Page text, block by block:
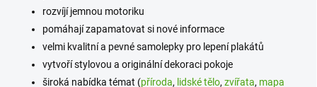
p
i
u
rozvíjí jemnou motoriku
pomáhají zapamatovat si nové informace
velmi kvalitní a pevné samolepky pro lepení plakátů
vytvoří stylovou a originální dekoraci pokoje
široká nabídka témat (příroda, lidské tělo, zvířata, mapa